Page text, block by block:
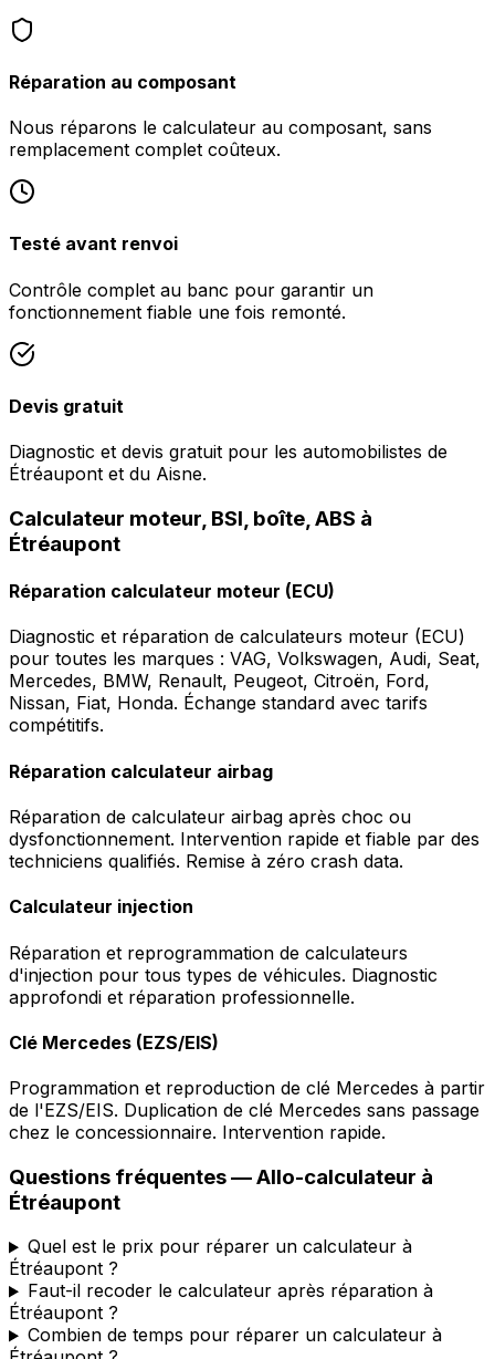
Réparation au composant
Nous réparons le calculateur au composant, sans
remplacement complet coûteux.
Testé avant renvoi
Contrôle complet au banc pour garantir un
fonctionnement fiable une fois remonté.
Devis gratuit
Diagnostic et devis gratuit pour les automobilistes de
Étréaupont et du Aisne.
Calculateur moteur, BSI, boîte, ABS à
Étréaupont
Réparation calculateur moteur (ECU)
Diagnostic et réparation de calculateurs moteur (ECU)
pour toutes les marques : VAG, Volkswagen, Audi, Seat,
Mercedes, BMW, Renault, Peugeot, Citroën, Ford,
Nissan, Fiat, Honda. Échange standard avec tarifs
compétitifs.
Réparation calculateur airbag
Réparation de calculateur airbag après choc ou
dysfonctionnement. Intervention rapide et fiable par des
techniciens qualifiés. Remise à zéro crash data.
Calculateur injection
Réparation et reprogrammation de calculateurs
d'injection pour tous types de véhicules. Diagnostic
approfondi et réparation professionnelle.
Clé Mercedes (EZS/EIS)
Programmation et reproduction de clé Mercedes à partir
de l'EZS/EIS. Duplication de clé Mercedes sans passage
chez le concessionnaire. Intervention rapide.
Questions fréquentes —Allo-calculateur à
Étréaupont
Quel est le prix pour réparer un calculateur à
Étréaupont ?
Faut-il recoder le calculateur après réparation à
Étréaupont ?
Combien de temps pour réparer un calculateur à